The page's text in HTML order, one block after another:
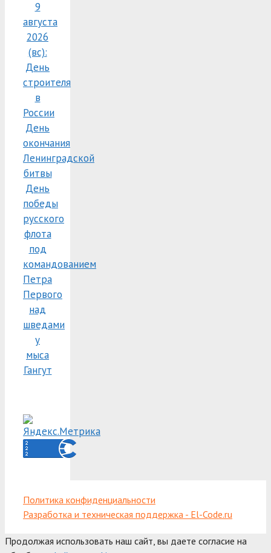
9
августа
2026
(вс):
День
строителя
в
России
День
окончания
Ленинградской
битвы
День
победы
русского
флота
под
командованием
Петра
Первого
над
шведами
у
мыса
Гангут
Политика конфиденциальности
Разработка и техническая поддержка - El-Code.ru
Продолжая использовать наш сайт, вы даете согласие на